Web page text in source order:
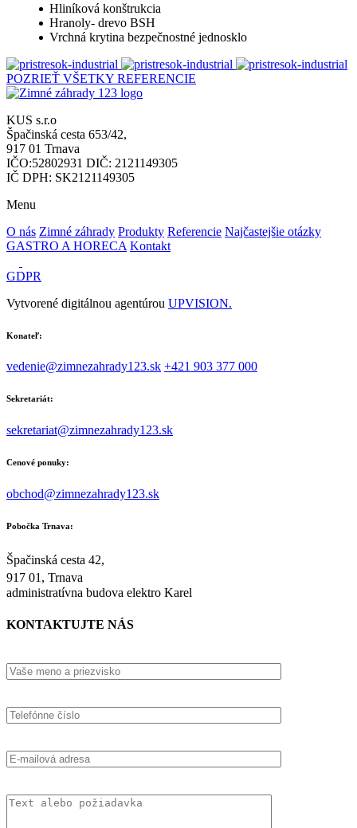
Hliníková konštrukcia
Hranoly- drevo BSH
Vrchná krytina bezpečnostné jednosklo
POZRIEŤ VŠETKY REFERENCIE
KUS s.r.o
Špačinská cesta 653/42,
917 01 Trnava
IČO:52802931 DIČ: 2121149305
IČ DPH: SK2121149305
Menu
O nás Zimné záhrady Produkty Referencie Najčastejšie otázky
GASTRO A HORECA Kontakt
GDPR
Vytvorené digitálnou agentúrou UPVISION.
Konateľ:
vedenie@zimnezahrady123.sk +421 903 377 000
Sekretariát:
sekretariat@zimnezahrady123.sk
Cenové ponuky:
obchod@zimnezahrady123.sk
Pobočka Trnava:
Špačinská cesta 42,
917 01, Trnava
administratívna budova elektro Karel
KONTAKTUJTE NÁS